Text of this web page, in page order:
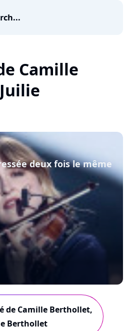
Camille
deux fois le même
de Camille Berthollet,
Berthollet